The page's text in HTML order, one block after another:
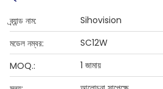
ব্র্যান্ড নাম:
Sihovision
মডেল নম্বর:
SC12W
MOQ.:
1 জামায়